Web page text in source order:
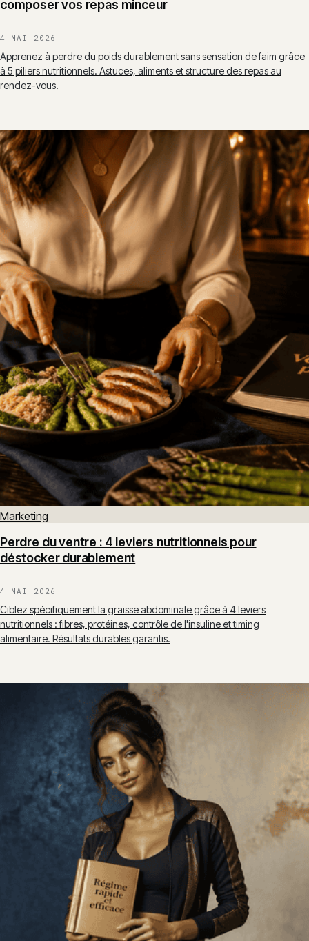
composer vos repas minceur
4 MAI 2026
Apprenez à perdre du poids durablement sans sensation de faim grâce
à 5 piliers nutritionnels. Astuces, aliments et structure des repas au
rendez-vous.
Marketing
Perdre du ventre : 4 leviers nutritionnels pour
déstocker durablement
4 MAI 2026
Ciblez spécifiquement la graisse abdominale grâce à 4 leviers
nutritionnels : fibres, protéines, contrôle de l'insuline et timing
alimentaire. Résultats durables garantis.